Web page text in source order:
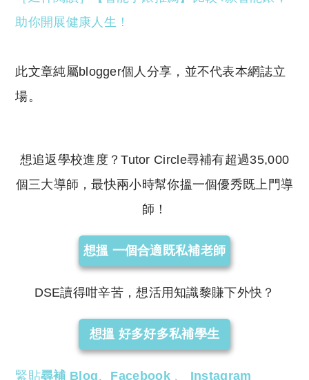
助你開展健康人生！
此文章純屬blogger個人分享，並不代表本網誌立
場。
想追返學校進度？Tutor Circle尋補有超過35,000
個三大導師，最快兩小時幫你搵一個優秀既上門導
師！
想搵 一個合適既私補老師
DSE讀得咁辛苦，想活用知識黎賺下外快？
想搵 好多好多私補學生
緊貼尋補 Blog、 Facebook 、 Instagram